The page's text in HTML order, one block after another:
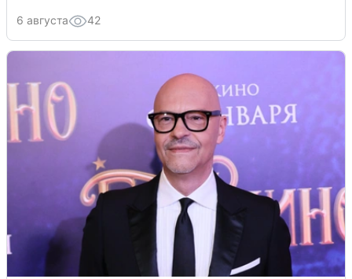
6 августа 42